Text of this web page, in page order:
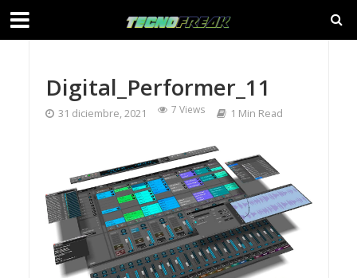
Digital_Performer_11
31 diciembre, 2021 7 Views 1 Min Read